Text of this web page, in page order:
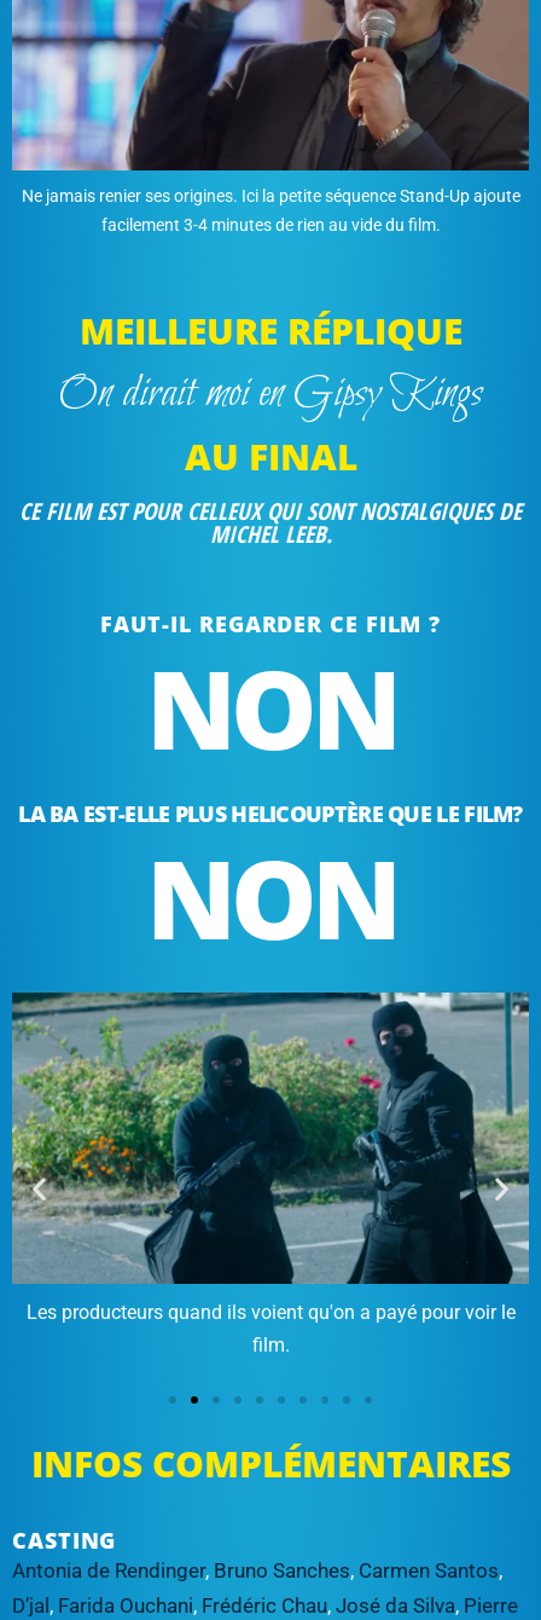
Ne jamais renier ses origines. Ici la petite séquence Stand-Up ajoute
facilement 3-4 minutes de rien au vide du film.
MEILLEURE RÉPLIQUE
On dirait moi en Gipsy Kings
AU FINAL
CE FILM EST POUR CELLEUX QUI SONT NOSTALGIQUES DE
MICHEL LEEB.
FAUT-IL REGARDER CE FILM ?
NON
LA BA EST-ELLE PLUS HELICOUPTÈRE QUE LE FILM?
NON
Les producteurs quand ils voient qu'on a payé pour voir le
film.
INFOS COMPLÉMENTAIRES
CASTING
Antonia de Rendinger, Bruno Sanches, Carmen Santos,
D’jal , Farida Ouchani, Frédéric Chau, José da Silva, Pierre